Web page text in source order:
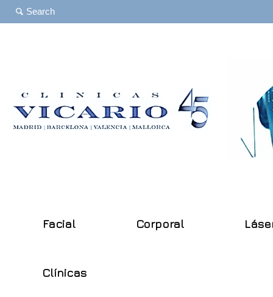
Facial Corporal
Clínicas